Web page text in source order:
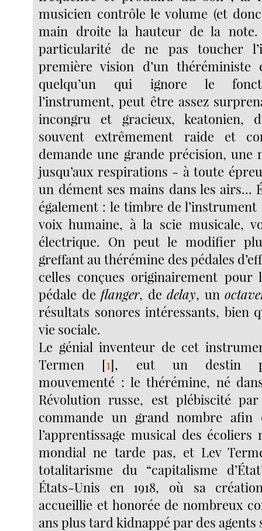
musicien contrôle le volume (et
main droite la hauteur de la
particularité de ne pas toucher
première vision d’un
quelqu’un qui ignore le
l’instrument, peut être assez
incongru et gracieux, keatonien,
souvent extrêmement raide et
demande une grande précision,
jusqu’aux respirations - à toute
un dément ses mains dans les airs...
également : le timbre de l’instrument
voix humaine, à la scie musicale,
électrique. On peut le modifier
greffant au thérémine des pédales
celles conçues originairement pour
pédale deflanger, dedelay, un
résultats sonores intéressants, bien
vie sociale.
Le génial inventeur de cet
Termen [1], eut un destin
mouvementé : le thérémine, né
Révolution russe, est plébiscité
commande un grand nombre afin
l’apprentissage musical des écoliers
mondial ne tarde pas, et Lev
totalitarisme du “capitalisme
États-Unis en 1918, où sa
accueillie et honorée de nombreux
ans plus tard kidnappé par des agents